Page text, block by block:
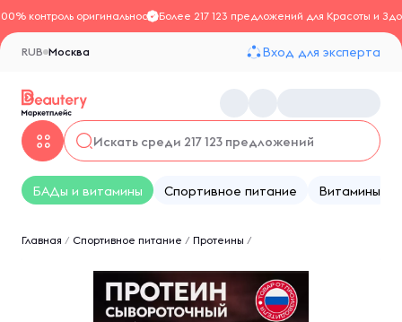
контроль оригинальностиБолее 217 123 предложений для Красоты и
Москва
RUB Вход для эксперта
БАДы и витамины Спортивное питание Витамины
Главная / Спортивное питание / Протеины /